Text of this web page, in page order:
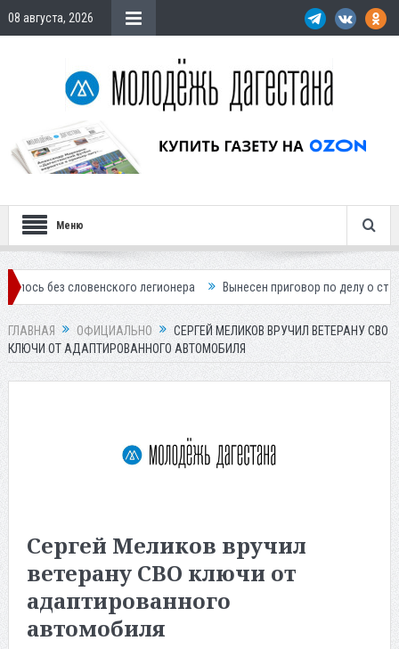
08 августа, 2026
Меню
легионера Вынесен приговор по делу о
ГЛАВНАЯ ОФИЦИАЛЬНО
СЕРГЕЙ МЕЛИКОВ ВРУЧИЛ ВЕТЕРАНУ СВО
КЛЮЧИ ОТ АДАПТИРОВАННОГО АВТОМОБИЛЯ
Сергей Меликов вручил
ветерану СВО ключи от
адаптированного
автомобиля